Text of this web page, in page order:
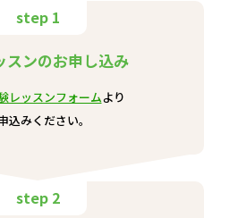
step 1
スンのお申し込み
レッスンフォームより
込みください。
step 2